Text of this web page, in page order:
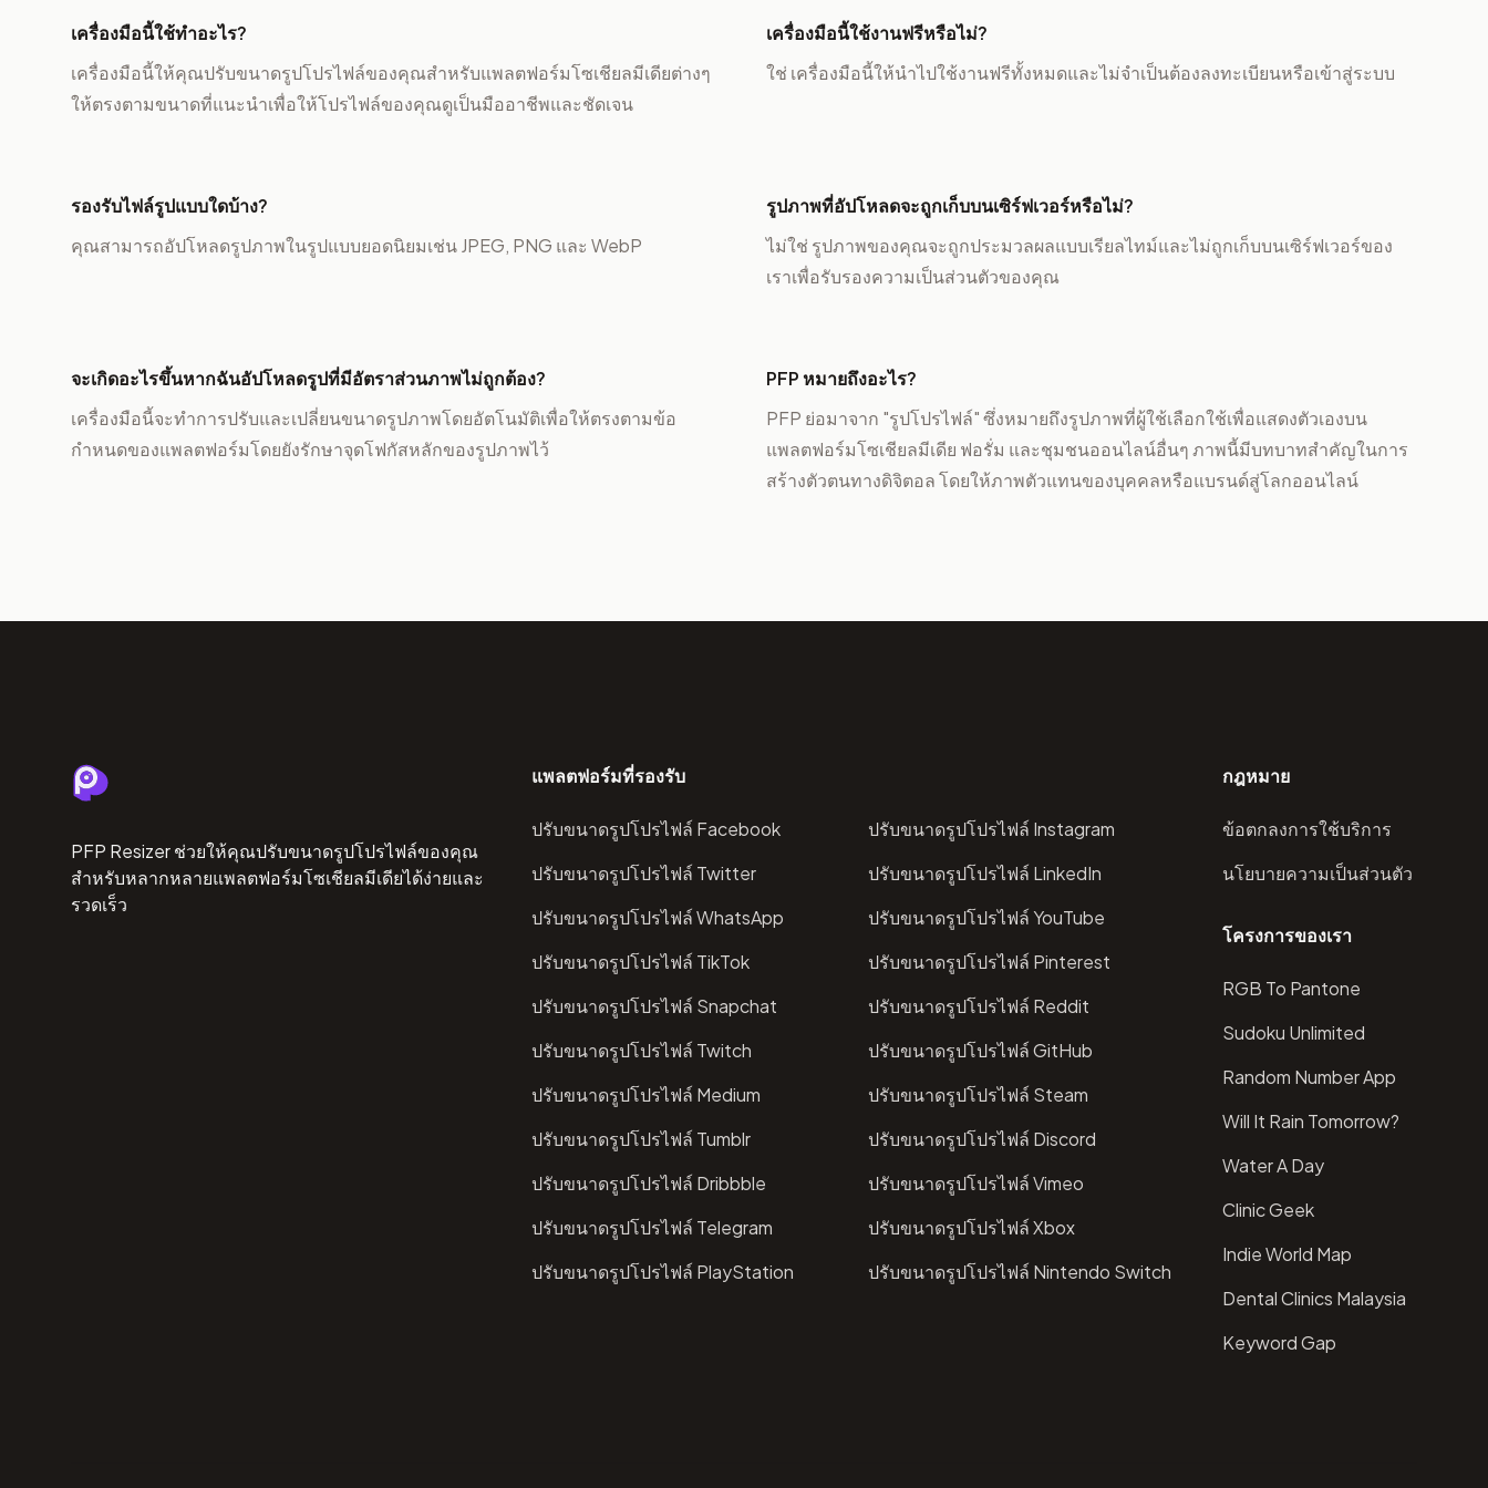
เครื่องมือนี้ใช้ทำอะไร?
เครื่องมือนี้ให้คุณปรับขนาดรูปโปรไฟล์ของคุณสำหรับแพลตฟอร์มโซเชียลมีเดียต่างๆ
ให้ตรงตามขนาดที่แนะนำเพื่อให้โปรไฟล์ของคุณดูเป็นมืออาชีพและชัดเจน
เครื่องมือนี้ใช้งานฟรีหรือไม่?
ใช่ เครื่องมือนี้ให้นำไปใช้งานฟรีทั้งหมดและไม่จำเป็นต้องลงทะเบียนหรือเข้าสู่ระบบ
รองรับไฟล์รูปแบบใดบ้าง?
คุณสามารถอัปโหลดรูปภาพในรูปแบบยอดนิยมเช่น JPEG, PNG และ WebP
รูปภาพที่อัปโหลดจะถูกเก็บบนเซิร์ฟเวอร์หรือไม่?
ไม่ใช่ รูปภาพของคุณจะถูกประมวลผลแบบเรียลไทม์และไม่ถูกเก็บบนเซิร์ฟเวอร์ของ
เราเพื่อรับรองความเป็นส่วนตัวของคุณ
จะเกิดอะไรขึ้นหากฉันอัปโหลดรูปที่มีอัตราส่วนภาพไม่ถูกต้อง?
เครื่องมือนี้จะทำการปรับและเปลี่ยนขนาดรูปภาพโดยอัตโนมัติเพื่อให้ตรงตามข้อ
กำหนดของแพลตฟอร์มโดยยังรักษาจุดโฟกัสหลักของรูปภาพไว้
PFP หมายถึงอะไร?
PFP ย่อมาจาก "รูปโปรไฟล์" ซึ่งหมายถึงรูปภาพที่ผู้ใช้เลือกใช้เพื่อแสดงตัวเองบน
แพลตฟอร์มโซเชียลมีเดีย ฟอรั่ม และชุมชนออนไลน์อื่นๆ ภาพนี้มีบทบาทสำคัญในการ
สร้างตัวตนทางดิจิตอล โดยให้ภาพตัวแทนของบุคคลหรือแบรนด์สู่โลกออนไลน์
PFP Resizer ช่วยให้คุณปรับขนาดรูปโปรไฟล์ของคุณ
สำหรับหลากหลายแพลตฟอร์มโซเชียลมีเดียได้ง่ายและ
รวดเร็ว
แพลตฟอร์มที่รองรับ
ปรับขนาดรูปโปรไฟล์ Facebook
ปรับขนาดรูปโปรไฟล์ Instagram
ปรับขนาดรูปโปรไฟล์ Twitter
ปรับขนาดรูปโปรไฟล์ LinkedIn
ปรับขนาดรูปโปรไฟล์ WhatsApp
ปรับขนาดรูปโปรไฟล์ YouTube
ปรับขนาดรูปโปรไฟล์ TikTok
ปรับขนาดรูปโปรไฟล์ Pinterest
ปรับขนาดรูปโปรไฟล์ Snapchat
ปรับขนาดรูปโปรไฟล์ Reddit
ปรับขนาดรูปโปรไฟล์ Twitch
ปรับขนาดรูปโปรไฟล์ GitHub
ปรับขนาดรูปโปรไฟล์ Medium
ปรับขนาดรูปโปรไฟล์ Steam
ปรับขนาดรูปโปรไฟล์ Tumblr
ปรับขนาดรูปโปรไฟล์ Discord
ปรับขนาดรูปโปรไฟล์ Dribbble
ปรับขนาดรูปโปรไฟล์ Vimeo
ปรับขนาดรูปโปรไฟล์ Telegram
ปรับขนาดรูปโปรไฟล์ Xbox
ปรับขนาดรูปโปรไฟล์ PlayStation
ปรับขนาดรูปโปรไฟล์ Nintendo Switch
กฎหมาย
ข้อตกลงการใช้บริการ
นโยบายความเป็นส่วนตัว
โครงการของเรา
RGB To Pantone
Sudoku Unlimited
Random Number App
Will It Rain Tomorrow?
Water A Day
Clinic Geek
Indie World Map
Dental Clinics Malaysia
Keyword Gap